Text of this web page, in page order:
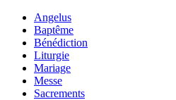
Angelus
Baptême
Bénédiction
Liturgie
Mariage
Messe
Sacrements